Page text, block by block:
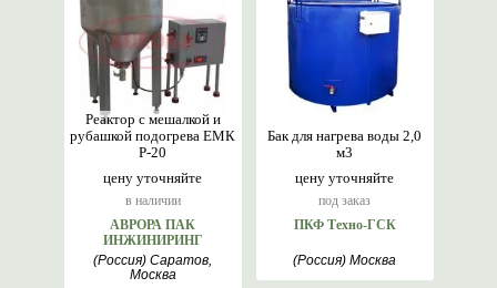
цену уточняйте
в наличии
Реактор с мешалкой и
рубашкой подогрева ЕМК
Р-20
АВРОРА ПАК
ИНЖИНИРИНГ
(Россия) Саратов,
Москва
цену уточняйте
под заказ
Бак для нагрева воды 2,0
м3
ПКФ Техно-ГСК
(Россия) Москва